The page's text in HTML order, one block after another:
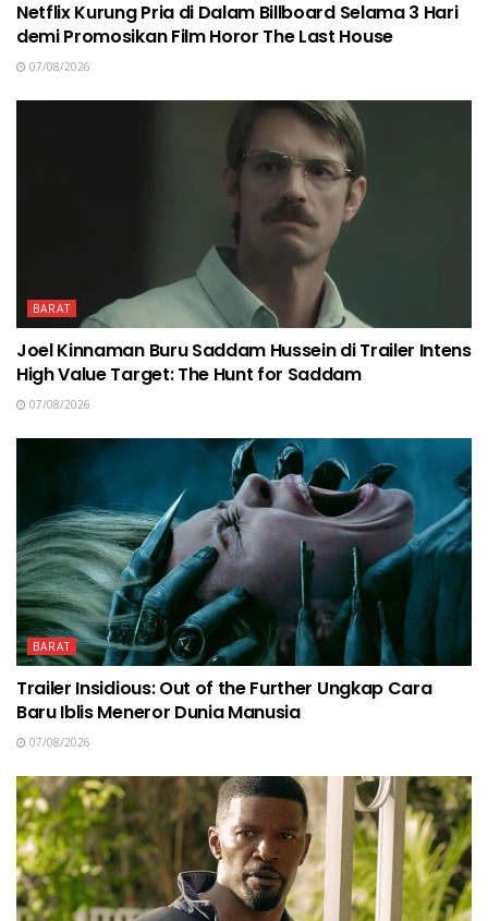
Netflix Kurung Pria di Dalam Billboard Selama 3 Hari
demi Promosikan Film Horor The Last House
07/08/2026
BARAT
Joel Kinnaman Buru Saddam Hussein di Trailer Intens
High Value Target: The Hunt for Saddam
07/08/2026
BARAT
Trailer Insidious: Out of the Further Ungkap Cara
Baru Iblis Meneror Dunia Manusia
07/08/2026